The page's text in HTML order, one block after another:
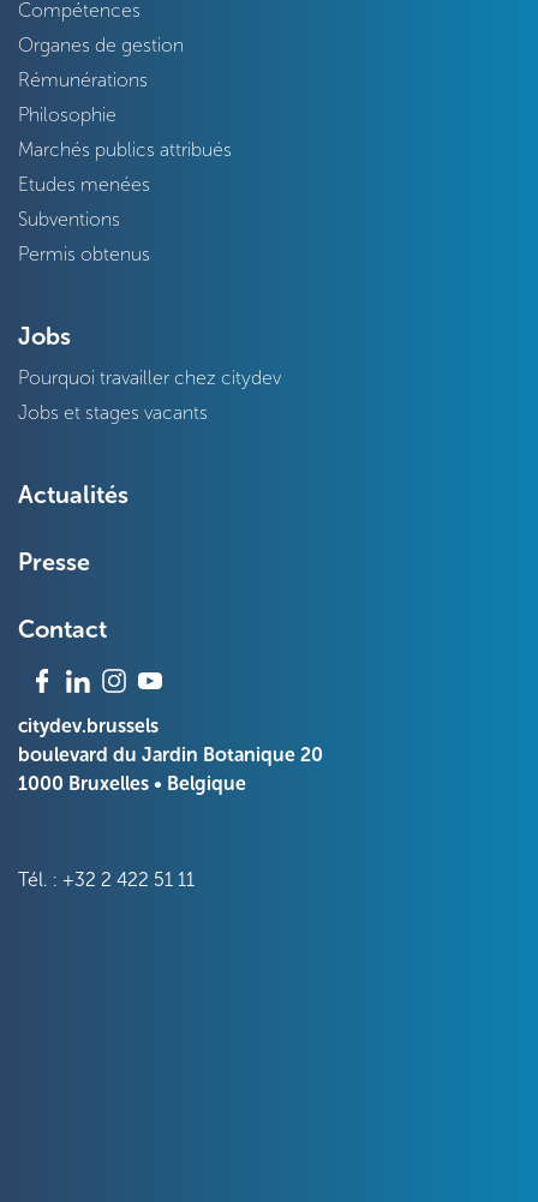
Compétences
Organes de gestion
Rémunérations
Philosophie
Marchés publics attribués
Etudes menées
Subventions
Permis obtenus
Jobs
Pourquoi travailler chez citydev
Jobs et stages vacants
Actualités
Presse
Contact
citydev.brussels
boulevard du Jardin Botanique 20
1000 Bruxelles • Belgique
Tél. : +32 2 422 51 11